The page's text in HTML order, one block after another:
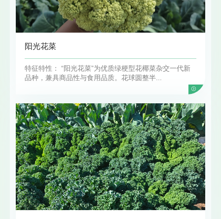
阳光花菜
特征特性： “阳光花菜”为优质绿梗型花椰菜杂交一代新
品种，兼具商品性与食用品质。花球圆整半...